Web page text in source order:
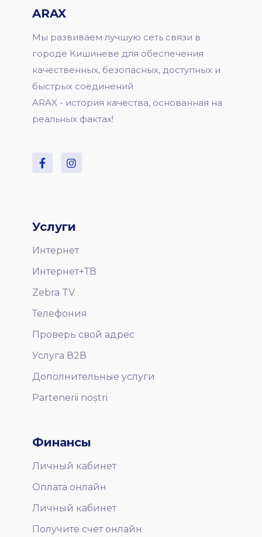
ARAX
Мы развиваем лучшую сеть связи в
городе Кишиневе для обеспечения
качественных, безопасных, доступных и
быстрых соединений
ARAX - история качества, основанная на
реальных фактах!
Услуги
Интернет
Интернет+ТВ
Zebra TV
Телефония
Проверь свой адрес
Услуга В2В
Дополнительные услуги
Partenerii noștri
Финансы
Личный кабинет
Оплата онлайн
Личный кабинет
Получите счет онлайн